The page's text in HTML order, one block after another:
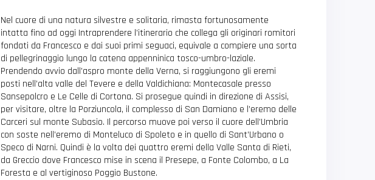
Nel cuore di una natura silvestre e solitaria, rimasta fortunosamente
intatta fino ad oggi Intraprendere l’itinerario che collega gli originari romitori
fondati da Francesco e dai suoi primi seguaci, equivale a compiere una sorta
di pellegrinaggio lungo la catena appenninica tosco-umbro-laziale.
Prendendo avvio dall’aspro monte della Verna, si raggiungono gli eremi
posti nell’alta valle del Tevere e della Valdichiana: Montecasale presso
Sansepolcro e Le Celle di Cortona. Si prosegue quindi in direzione di Assisi,
per visitare, oltre la Porziuncola, il complesso di San Damiano e l’eremo delle
Carceri sul monte Subasio. Il percorso muove poi verso il cuore dell’Umbria
con soste nell’eremo di Monteluco di Spoleto e in quello di Sant’Urbano o
Speco di Narni. Quindi è la volta dei quattro eremi della Valle Santa di Rieti,
da Greccio dove Francesco mise in scena il Presepe, a Fonte Colombo, a La
Foresta e al vertiginoso Poggio Bustone.